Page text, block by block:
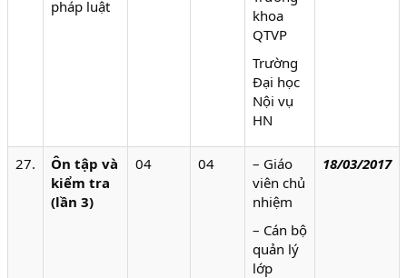
pháp luật
khoa
QTVP
Trường
Đại học
Nội vụ
HN
27.
Ôn tập và
kiểm tra
(lần 3)
04 04
– Giáo
viên chủ
nhiệm
– Cán bộ
quản lý
lớp
18/03/2017